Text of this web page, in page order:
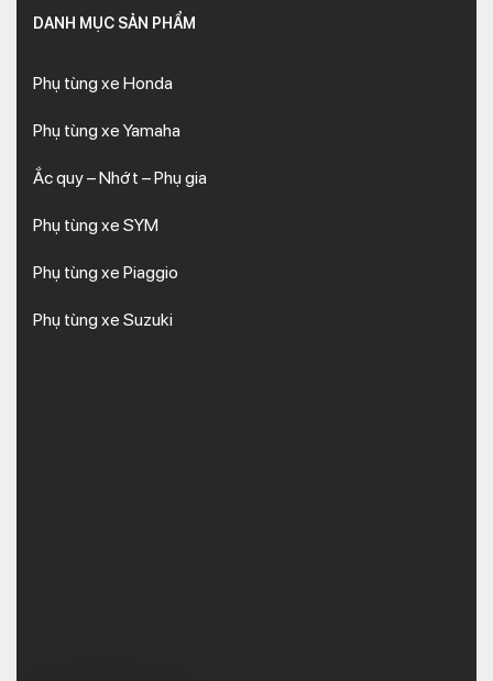
DANH MỤC SẢN PHẨM
Phụ tùng xe Honda
Phụ tùng xe Yamaha
Ắc quy – Nhớt – Phụ gia
Phụ tùng xe SYM
Phụ tùng xe Piaggio
Phụ tùng xe Suzuki